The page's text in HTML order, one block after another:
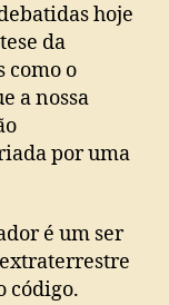
hoje
da
como o
a nossa
por uma
é um ser
código.